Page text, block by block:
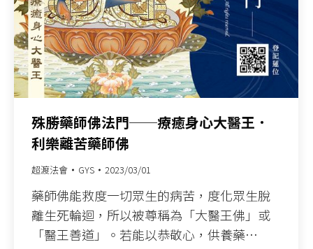
殊勝藥師佛法門──療癒身心大醫王．
利樂離苦藥師佛
超渡法會 GYS 2023/03/01
藥師佛能救度一切眾生的病苦，度化眾生脫
離生死輪迴，所以被尊稱為「大醫王佛」或
「醫王善道」。若能以恭敬心，供養藥…